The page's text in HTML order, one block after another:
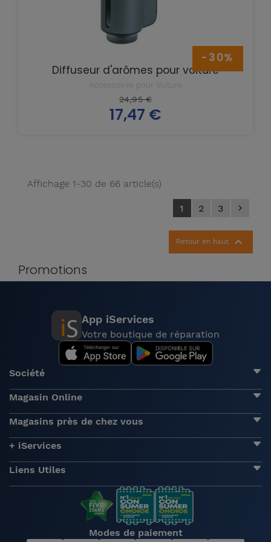
Diffuseur d'arômes pour voiture
Accessoires pour Voiture
Prix
de
base
24,95 €
Prix
17,47 €
-30%
Affichage 1-30 de 66 article(s)
1 2 3 
Retour en haut 
Promotions
App iServices
Votre boutique de réparation
Société
Magasin Online
Magasins près de chez vous
+ iServices
Liens Utiles
Modes de paiement